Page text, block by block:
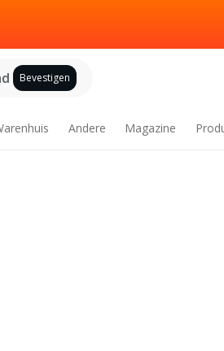
Bevestigen
Andere Magazine